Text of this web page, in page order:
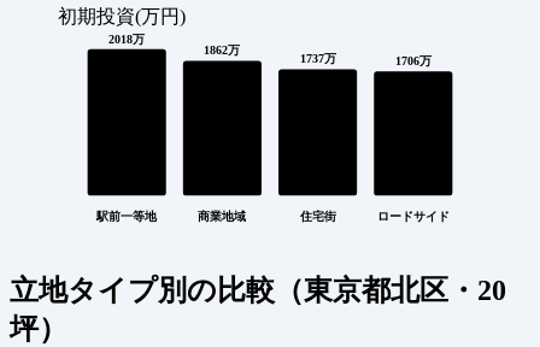
初期投資(万円)
2018万
駅前一等地
1862万
商業地域
1737万
住宅街
1706万
ロードサイド
立地タイプ別の比較（東京都北区・20
坪）